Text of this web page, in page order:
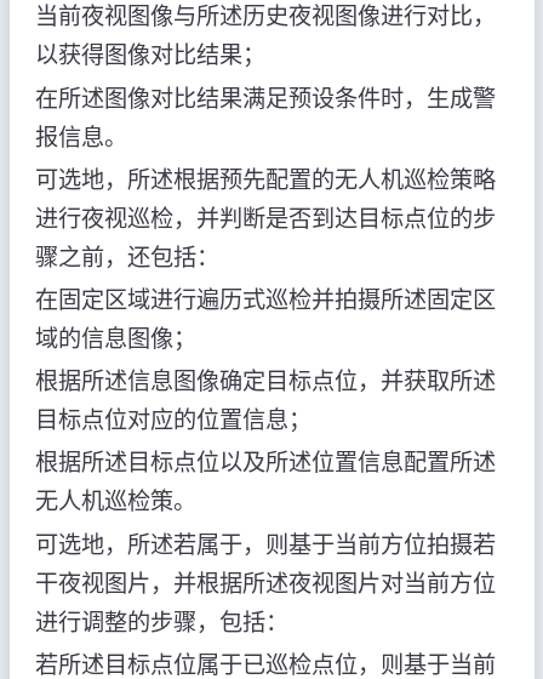
当前夜视图像与所述历史夜视图像进行对比，
以获得图像对比结果；
在所述图像对比结果满足预设条件时，生成警
报信息。
可选地，所述根据预先配置的无人机巡检策略
进行夜视巡检，并判断是否到达目标点位的步
骤之前，还包括：
在固定区域进行遍历式巡检并拍摄所述固定区
域的信息图像；
根据所述信息图像确定目标点位，并获取所述
目标点位对应的位置信息；
根据所述目标点位以及所述位置信息配置所述
无人机巡检策。
可选地，所述若属于，则基于当前方位拍摄若
干夜视图片，并根据所述夜视图片对当前方位
进行调整的步骤，包括：
若所述目标点位属于已巡检点位，则基于当前